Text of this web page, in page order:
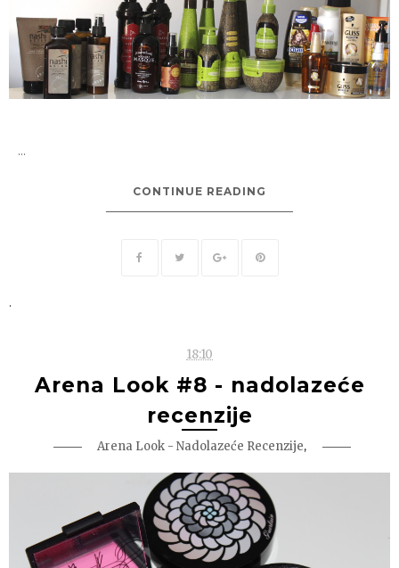
...
CONTINUE READING
.
18:10
Arena Look #8 - nadolazeće
recenzije
Arena Look - Nadolazeće Recenzije,